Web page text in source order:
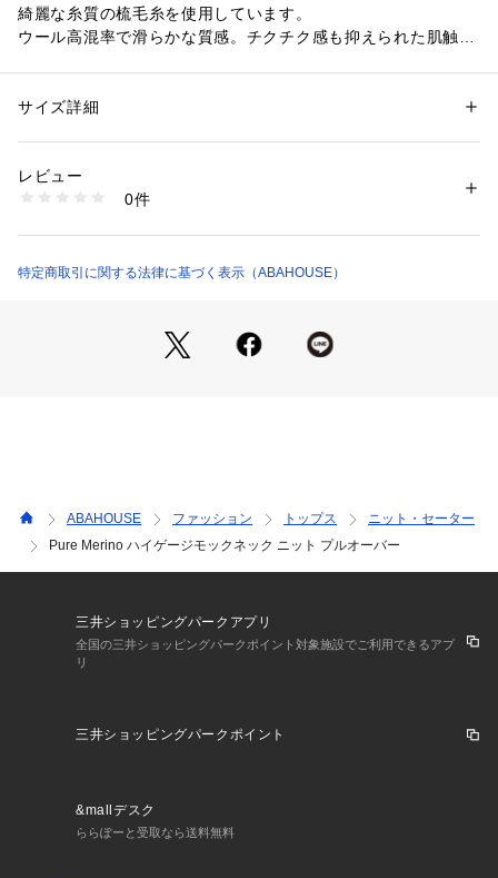
綺麗な糸質の梳毛糸を使用しています。
ウール高混率で滑らかな質感。チクチク感も抑えられた肌触り
やや衿の高いモックネックは首回りにアクセントを付けるだけ
裾や袖口にランダム調の矢振りや2×2や1×1などのリブを入
【コーディネート】
ブラック モデル：H186 B84 W66 H88 着用サイズ：48
性別：メンズ
素材：アクリル53% 毛47%
洗濯：ドライクリーニング
※詳しい洗濯方法については、商品の品質表示タグをご覧ください
00518040001 （ショップ）
サイズ詳細
レビュー
0件
特定商取引に関する法律に基づく表示（ABAHOUSE）
ABAHOUSE ファッション トップス
ニット・セーター
Pure Merino ハイゲージモックネック ニット プルオーバー
三井ショッピングパークアプリ
全国の三井ショッピングパークポイント対象施設でご利用できるアプ
リ
三井ショッピングパークポイント
&mallデスク
ららぽーと受取なら送料無料